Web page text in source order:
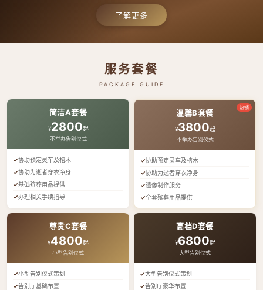
了解更多
服务套餐
PACKAGE GUIDE
简洁A套餐
¥2800起
不举办告别仪式
协助预定灵车及棺木
协助为逝者穿衣净身
基础殡葬用品提供
办理相关手续指导
热销
温馨B套餐
¥3800起
不举办告别仪式
协助预定灵车及棺木
协助为逝者穿衣净身
遗像制作服务
全套殡葬用品提供
尊贵C套餐
¥4800起
小型告别仪式
小型告别仪式策划
告别厅基础布置
高档D套餐
¥6800起
大型告别仪式
大型告别仪式策划
告别厅豪华布置